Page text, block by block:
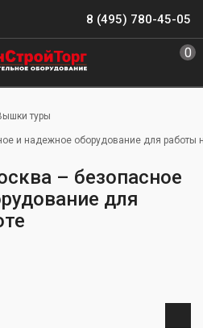
8 (495) 780-45-05
0
туры
и надежное оборудование для работы
– безопасное
для